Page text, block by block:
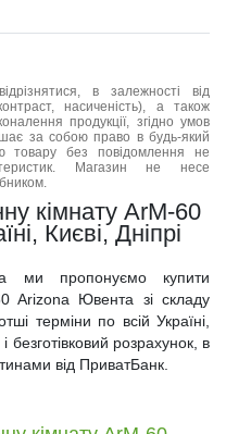
в залежності від
насиченість), а також
продукції, згідно умов
за собою право в будь-який
товару без повідомлення не
Магазин не несе
кімнату ArM-60
Києві, Дніпрі
ми пропонуємо купити
Arizona Ювента зі складу
терміни по всій Україні,
безготівковий розрахунок, в
від ПриватБанк.